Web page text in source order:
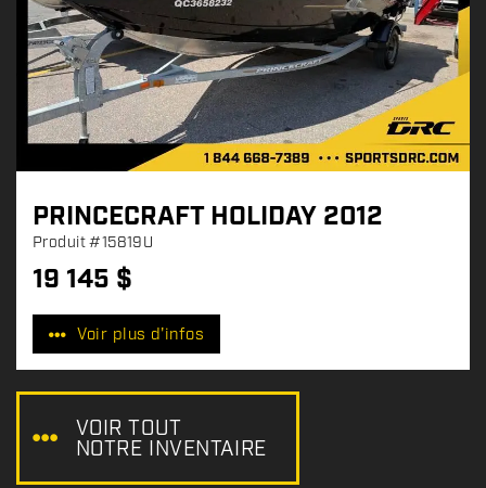
PRINCECRAFT HOLIDAY 2012
Produit#15819U
P
r
x
19 145 $
Voir plus d'infos
VOIR TOUT
NOTRE INVENTAIRE